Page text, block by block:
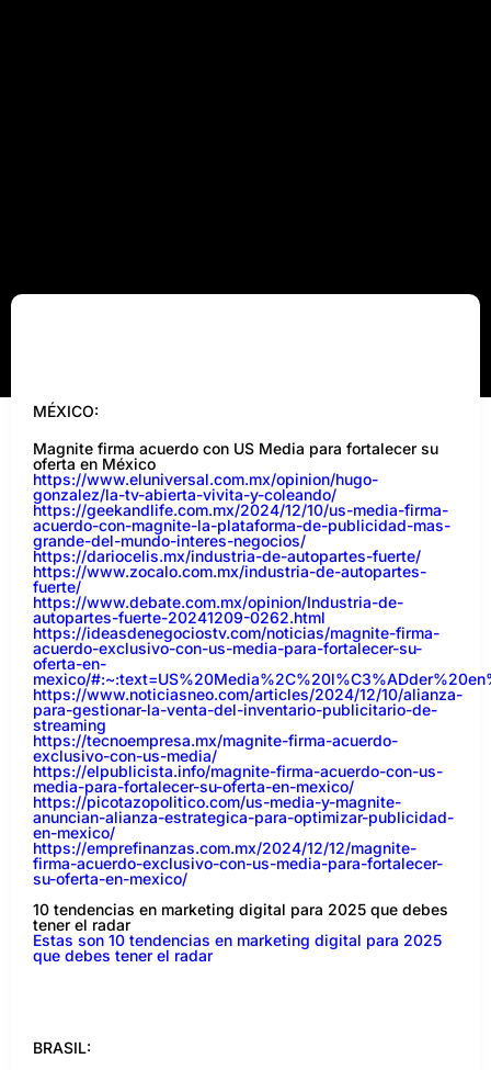
MÉXICO:
Magnite firma acuerdo con US Media para fortalecer su
oferta en México
https://www.eluniversal.com.mx/opinion/hugo-
gonzalez/la-tv-abierta-vivita-y-coleando/
https://geekandlife.com.mx/2024/12/10/us-media-firma-
acuerdo-con-magnite-la-plataforma-de-publicidad-mas-
grande-del-mundo-interes-negocios/
https://dariocelis.mx/industria-de-autopartes-fuerte/
https://www.zocalo.com.mx/industria-de-autopartes-
fuerte/
https://www.debate.com.mx/opinion/Industria-de-
autopartes-fuerte-20241209-0262.html
https://ideasdenegociostv.com/noticias/magnite-firma-
acuerdo-exclusivo-con-us-media-para-fortalecer-su-
oferta-en-
mexico/
https://www.noticiasneo.com/articles/2024/12/10/alianza-
para-gestionar-la-venta-del-inventario-publicitario-de-
streaming
https://tecnoempresa.mx/magnite-firma-acuerdo-
exclusivo-con-us-media/
https://elpublicista.info/magnite-firma-acuerdo-con-us-
media-para-fortalecer-su-oferta-en-mexico/
https://picotazopolitico.com/us-media-y-magnite-
anuncian-alianza-estrategica-para-optimizar-publicidad-
en-mexico/
https://emprefinanzas.com.mx/2024/12/12/magnite-
firma-acuerdo-exclusivo-con-us-media-para-fortalecer-
su-oferta-en-mexico/
10 tendencias en marketing digital para 2025 que debes
tener el radar
Estas son 10 tendencias en marketing digital para 2025
que debes tener el radar
BRASIL: